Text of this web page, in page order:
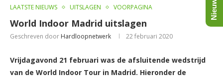
LAATSTE NIEUWS UITSLAGEN VOORPAGINA
World Indoor Madrid uitslagen
Geschreven door Hardloopnetwerk 22 februari 2020
Vrijdagavond 21 februari was de afsluitende wedstrijd
van de World Indoor Tour in Madrid. Hieronder de